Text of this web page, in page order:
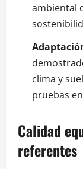
ambiental
clima y
pruebas
Calidad
referentes